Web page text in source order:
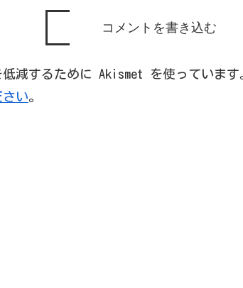
コメントを書き込む
減するために Akismet を使っています
い。